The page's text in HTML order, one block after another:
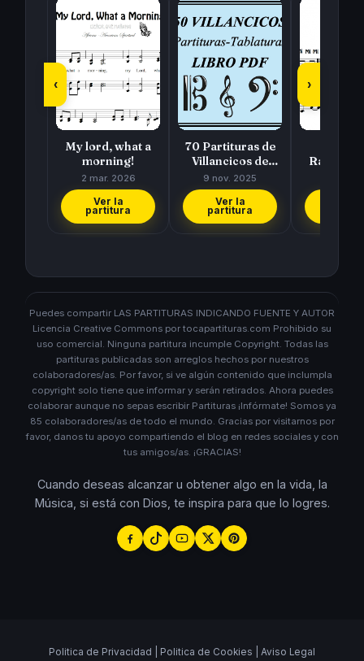
‹
My lord, what a
morning!
2 mar. 2026
Ver la
partitura
70 Partituras de
Villancicos de
Navidad para
tocar con tu…
9 nov. 2025
Ver la
partitura
Raffaella
›
Puedes compartir LAS PARTITURAS INDICANDO FUENTE Y AUTOR
Licencia Creative Commons por tocapartituras.com Prohibido su
uso comercial. Ninguna partitura incumple Copyright. Todas las
partituras publicadas son arreglos hechos por nuestros
colaboradores/as. Por favor, si ve algún contenido que inclumpla
copyright solo tiene que informar y serán retirados. Ahora puedes
colaborar aunque no sepas escribir Partituras ¡Infórmate! Somos ya
85 colaboradores/as de todo el mundo. Gracias por visitarnos por
favor, danos tu apoyo compartiendo el blog en redes sociales y con
tus amigos/as. ¡GRACIAS!
Cuando deseas alcanzar u obtener algo en la vida, la
Música, si está con Dios, te inspira para que lo logres.
Politica de Privacidad | Politica de Cookies | Aviso Legal